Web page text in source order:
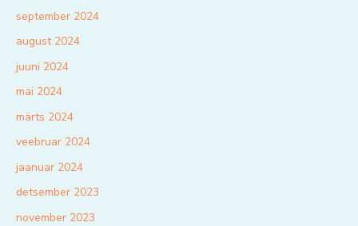
september 2024
august 2024
juuni 2024
mai 2024
märts 2024
veebruar 2024
jaanuar 2024
detsember 2023
november 2023